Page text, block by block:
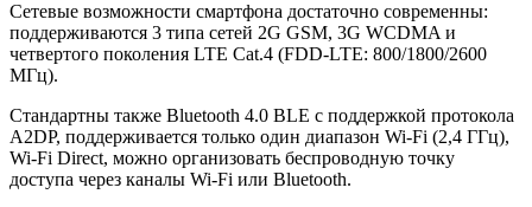
Сетевые возможности смартфона достаточно современны:
поддерживаются 3 типа сетей 2G GSM, 3G WCDMA и
четвертого поколения LTE Cat.4 (FDD-LTE: 800/1800/2600
МГц).
Стандартны также Bluetooth 4.0 BLE с поддержкой протокола
A2DP, поддерживается только один диапазон Wi-Fi (2,4 ГГц),
Wi-Fi Direct, можно организовать беспроводную точку
доступа через каналы Wi-Fi или Bluetooth.